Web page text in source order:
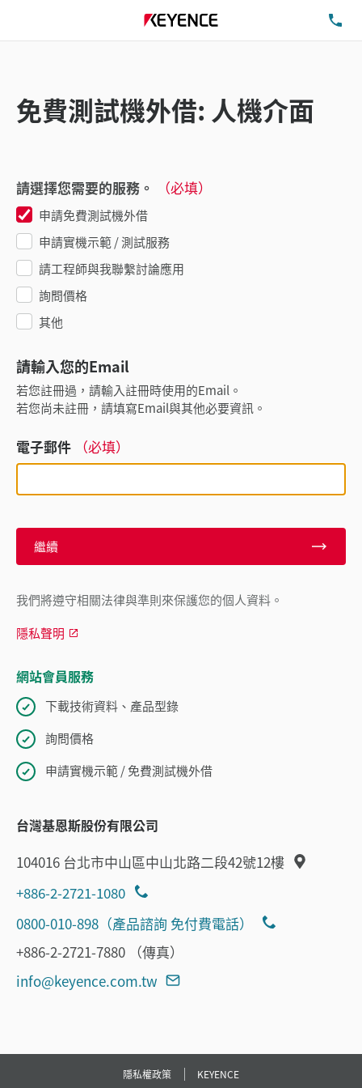
免費測試機外借: 人機介面
請選擇您需要的服務。 （必填）
申請免費測試機外借
申請實機示範 / 測試服務
請工程師與我聯繫討論應用
詢問價格
其他
請輸入您的Email
若您註冊過，請輸入註冊時使用的Email。
若您尚未註冊，請填寫Email與其他必要資訊。
電子郵件 （必填）
繼續
我們將遵守相關法律與準則來保護您的個人資料。
隱私聲明
網站會員服務
下載技術資料、產品型錄
詢問價格
申請實機示範 / 免費測試機外借
台灣基恩斯股份有限公司
104016 台北市中山區中山北路二段42號12樓
+886-2-2721-1080
0800-010-898（產品諮詢 免付費電話）
+886-2-2721-7880 （傳真）
info@keyence.com.tw
隱私權政策 KEYENCE